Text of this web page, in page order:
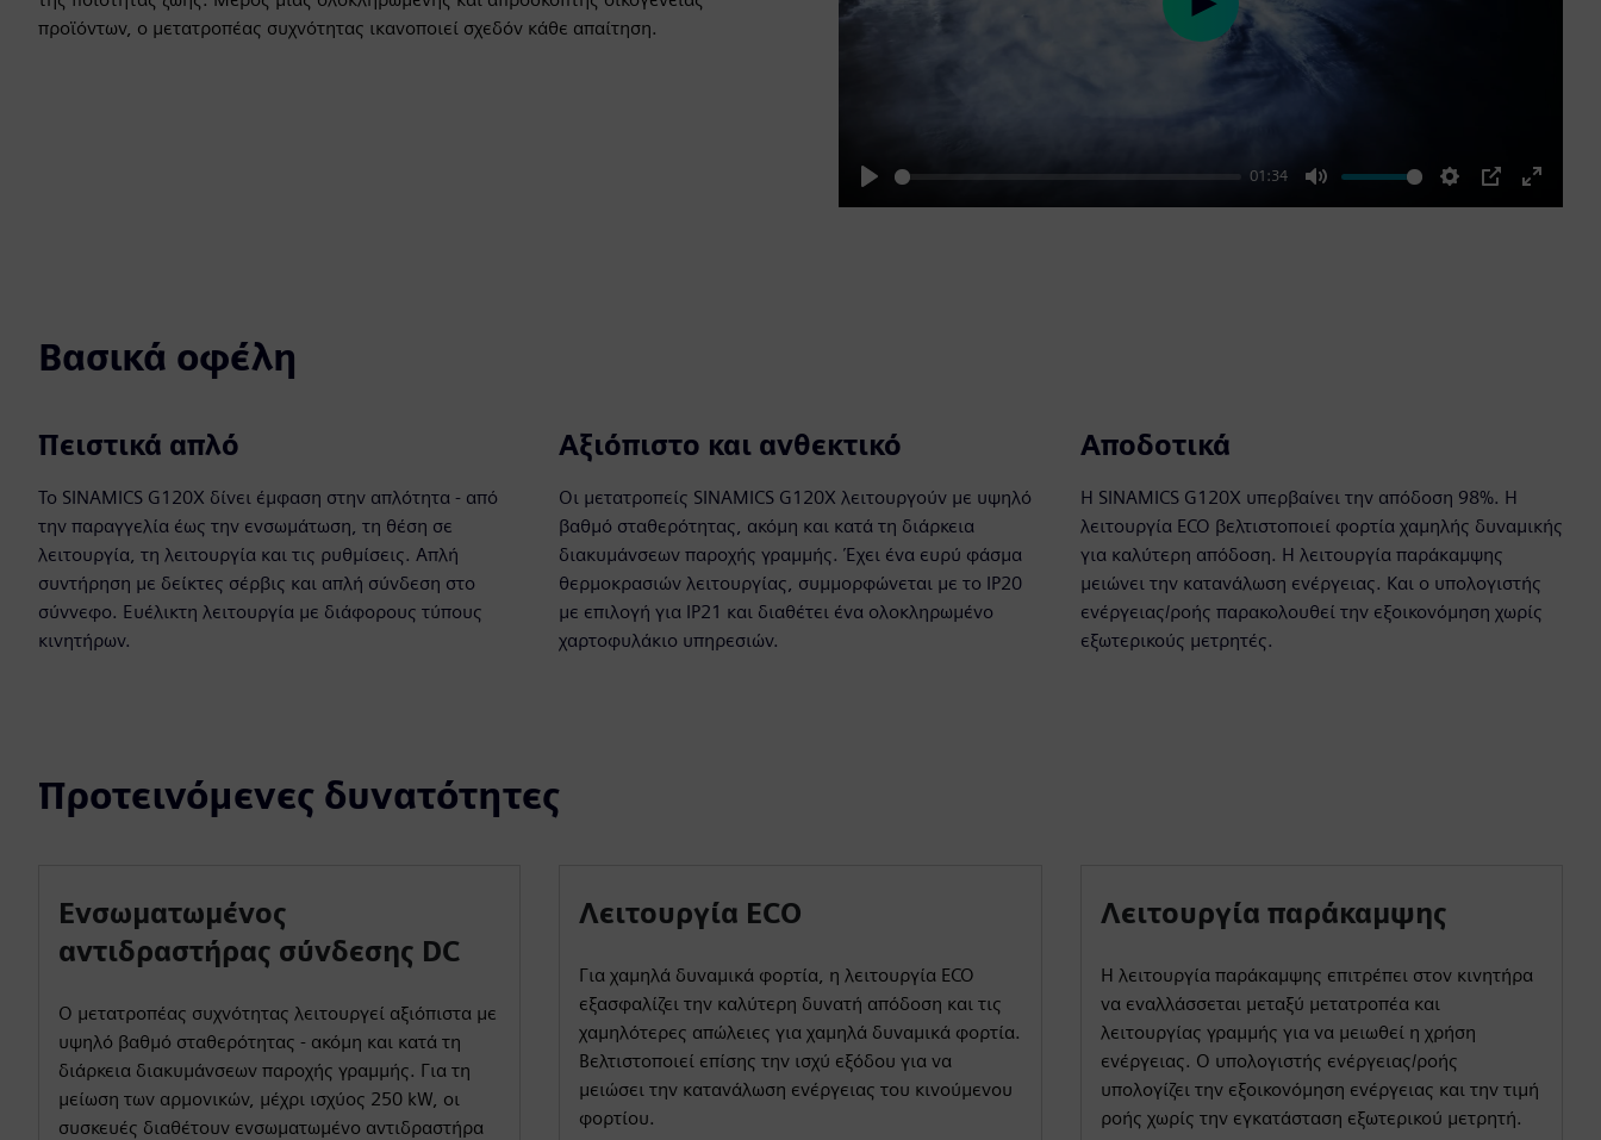
προϊόντων, ο μετατροπέας συχνότητας ικανοποιεί σχεδόν κάθε απαίτηση.
Play
01:34
Mute Settings
PIP
Enter
Play
Βασικά οφέλη
Πειστικά απλό
Το SINAMICS G120X δίνει έμφαση στην απλότητα - από
την παραγγελία έως την ενσωμάτωση, τη θέση σε
λειτουργία, τη λειτουργία και τις ρυθμίσεις. Απλή
συντήρηση με δείκτες σέρβις και απλή σύνδεση στο
σύννεφο. Ευέλικτη λειτουργία με διάφορους τύπους
κινητήρων.
Αξιόπιστο και ανθεκτικό
Οι μετατροπείς SINAMICS G120X λειτουργούν με υψηλό
βαθμό σταθερότητας, ακόμη και κατά τη διάρκεια
διακυμάνσεων παροχής γραμμής. Έχει ένα ευρύ φάσμα
θερμοκρασιών λειτουργίας, συμμορφώνεται με το IP20
με επιλογή για IP21 και διαθέτει ένα ολοκληρωμένο
χαρτοφυλάκιο υπηρεσιών.
Αποδοτικά
Η SINAMICS G120X υπερβαίνει την απόδοση 98%. Η
λειτουργία ECO βελτιστοποιεί φορτία χαμηλής δυναμικής
για καλύτερη απόδοση. Η λειτουργία παράκαμψης
μειώνει την κατανάλωση ενέργειας. Και ο υπολογιστής
ενέργειας/ροής παρακολουθεί την εξοικονόμηση χωρίς
εξωτερικούς μετρητές.
Προτεινόμενες δυνατότητες
Ενσωματωμένος
αντιδραστήρας σύνδεσης DC
Ο μετατροπέας συχνότητας λειτουργεί αξιόπιστα με
υψηλό βαθμό σταθερότητας - ακόμη και κατά τη
διάρκεια διακυμάνσεων παροχής γραμμής. Για τη
μείωση των αρμονικών, μέχρι ισχύος 250 kW, οι
συσκευές διαθέτουν ενσωματωμένο αντιδραστήρα
Λειτουργία ECO
Για χαμηλά δυναμικά φορτία, η λειτουργία ECO
εξασφαλίζει την καλύτερη δυνατή απόδοση και τις
χαμηλότερες απώλειες για χαμηλά δυναμικά φορτία.
Βελτιστοποιεί επίσης την ισχύ εξόδου για να
μειώσει την κατανάλωση ενέργειας του κινούμενου
φορτίου.
Λειτουργία παράκαμψης
Η λειτουργία παράκαμψης επιτρέπει στον κινητήρα
να εναλλάσσεται μεταξύ μετατροπέα και
λειτουργίας γραμμής για να μειωθεί η χρήση
ενέργειας. Ο υπολογιστής ενέργειας/ροής
υπολογίζει την εξοικονόμηση ενέργειας και την τιμή
ροής χωρίς την εγκατάσταση εξωτερικού μετρητή.